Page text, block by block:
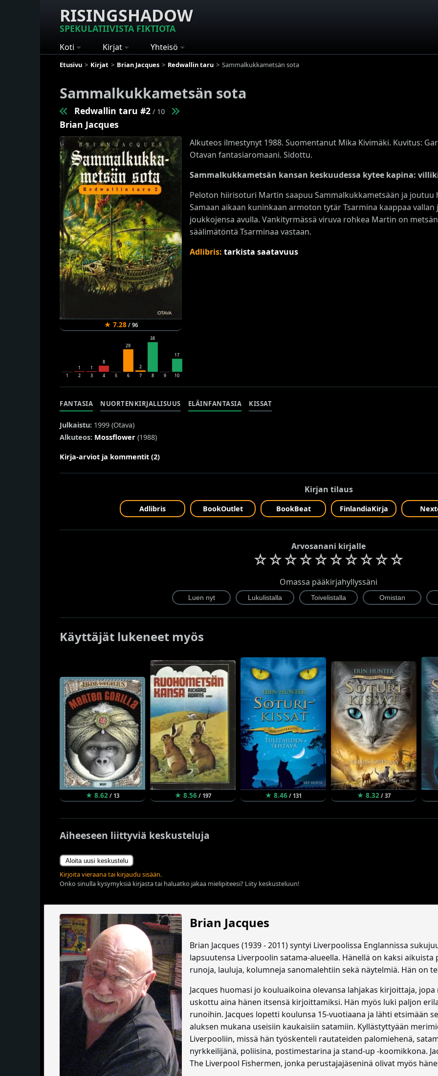
RISINGSHADOW
SPEKULATIIVISTA FIKTIOTA
Koti Kirjat Yhteisö
Etusivu Kirjat Brian Jacques Redwallin taru Sammalkukkametsän sota
Sammalkukkametsän sota
Redwallin taru #2 / 10
Brian Jacques
★ 7.28/ 96
1
1
2
1
3
8
4 5
29
6
2
7
38
8 9
17
10
Alkuteos ilmestynyt 1988. Suomentanut Mika Kivimäki. Kuvitus:
Otavan fantasiaromaani. Sidottu.
Sammalkukkametsän kansan keskuudessa kytee kapina:
Peloton hiirisoturi Martin saapuu Sammalkukkametsään ja
Samaan aikaan kuninkaan armoton tytär Tsarmina kaappaa
joukkojensa avulla. Vankityrmässä viruva rohkea Martin on
säälimätöntä Tsarminaa vastaan.
Adlibris: tarkista saatavuus
FANTASIA NUORTENKIRJALLISUUS ELÄINFANTASIA KISSAT
Julkaistu: 1999 (Otava)
Alkuteos: Mossflower (1988)
Kirja-arviot ja kommentit (2)
Kirjan tilaus
Adlibris BookOutlet BookBeat FinlandiaKirja
Arvosanani kirjalle
☆☆☆☆☆☆☆☆☆☆
Omassa pääkirjahyllyssäni
Käyttäjät lukeneet myös
★ 8.62 / 13 ★ 8.56 / 197 ★ 8.46 / 131 ★ 8.32 / 37
Aiheeseen liittyviä keskusteluja
Aloita uusi keskustelu
Kirjoita vieraana tai kirjaudu sisään.
Onko sinulla kysymyksiä kirjasta tai haluatko jakaa mielipiteesi? Liity keskusteluun!
Brian Jacques
Brian Jacques (1939 - 2011) syntyi Liverpoolissa Englannissa
lapsuutensa Liverpoolin satama-alueella. Hänellä on kaksi
runoja, lauluja, kolumneja sanomalehtiin sekä näytelmiä. Hän on
Jacques huomasi jo kouluaikoina olevansa lahjakas kirjoittaja,
uskottu aina hänen itsensä kirjoittamiksi. Hän myös luki paljon
runoihin. Jacques lopetti koulunsa 15-vuotiaana ja lähti etsimään
aluksen mukana useisiin kaukaisiin satamiin. Kyllästyttyään
Liverpooliin, missä hän työskenteli rautateiden palomiehenä,
nyrkkeilijänä, poliisina, postimestarina ja stand-up -koomikkona.
The Liverpool Fishermen, jonka perustajajäseninä olivat myös